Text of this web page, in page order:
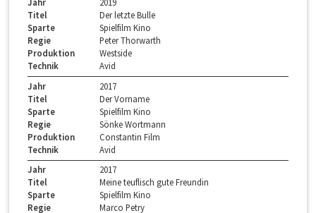
Titel
Der letzte Bulle
Sparte
Spielfilm Kino
Regie
Peter Thorwarth
Produktion
Westside
Technik
Avid
Jahr
2017
Titel
Der Vorname
Sparte
Spielfilm Kino
Regie
Sönke Wortmann
Produktion
Constantin Film
Technik
Avid
Jahr
2017
Titel
Meine teuflisch gute Freundin
Sparte
Spielfilm Kino
Regie
Marco Petry